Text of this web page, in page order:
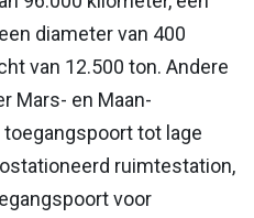
diameter van 400
van 12.500 ton. Andere
Mars- en Maan-
tot lage
ruimtestation,
voor